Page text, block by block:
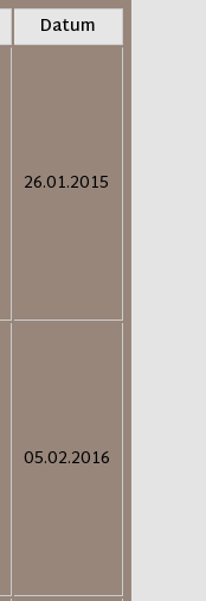
Datum
26.01.2015
05.02.2016